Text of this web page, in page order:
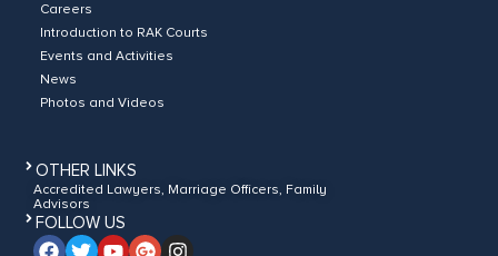
Careers
Introduction to RAK Courts
Events and Activities
News
Photos and Videos
OTHER LINKS
Accredited Lawyers, Marriage Officers, Family
Advisors
FOLLOW US